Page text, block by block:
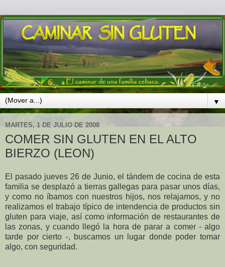
▼
MARTES, 1 DE JULIO DE 2008
COMER SIN GLUTEN EN EL ALTO
BIERZO (LEON)
El pasado jueves 26 de Junio, el tándem de cocina de esta
familia se desplazó a tierras gallegas para pasar unos días,
y como no íbamos con nuestros hijos, nos relajamos, y no
realizamos el trabajo típico de intendencia de productos sin
gluten para viaje, así como información de restaurantes de
las zonas, y cuando llegó la hora de parar a comer - algo
tarde por cierto -, buscamos un lugar donde poder tomar
algo, con seguridad.